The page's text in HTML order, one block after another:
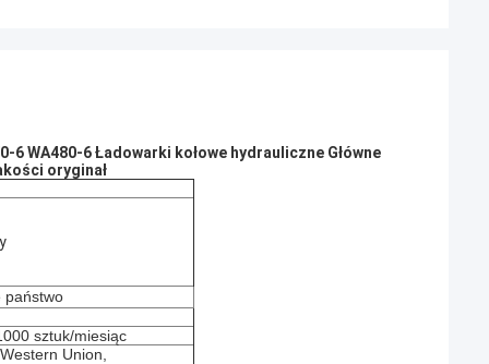
6 WA480-6 Ładowarki kołowe hydrauliczne Główne
oryginał
państwo
sztuk/miesiąc
Union,